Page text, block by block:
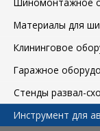
Материалы для
Клининговое
Гаражное
Стенды развал-
Инструмент для